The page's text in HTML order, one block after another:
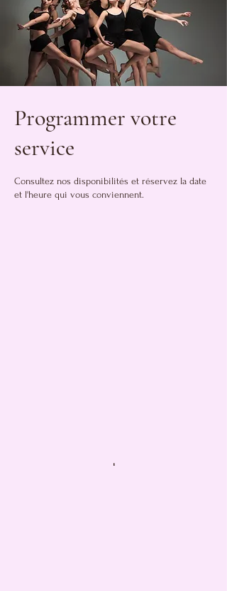
Programmer votre
service
Consultez nos disponibilités et réservez la date
et l'heure qui vous conviennent.